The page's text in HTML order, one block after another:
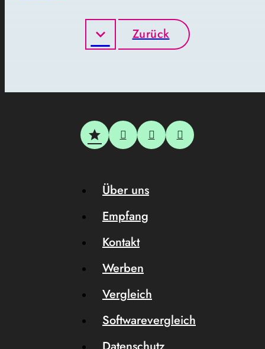
Zurück
Über uns
Empfang
Kontakt
Werben
Vergleich
Softwarevergleich